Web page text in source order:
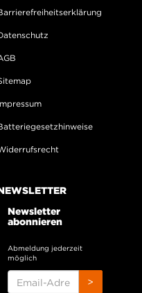
Newsletter
abonnieren
Abmeldung jederzeit
möglich
ADRESSE
>